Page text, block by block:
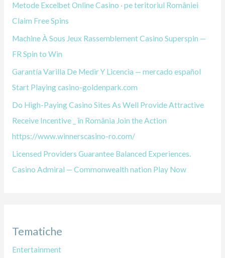
Metode Excelbet Online Casino · pe teritoriul României
Claim Free Spins
Machine À Sous Jeux Rassemblement Casino Superspin —
FR Spin to Win
Garantía Varilla De Medir Y Licencia — mercado español
Start Playing casino-goldenpark.com
Do High-Paying Casino Sites As Well Provide Attractive
Receive Incentive _ în România Join the Action
https://www.winnerscasino-ro.com/
Licensed Providers Guarantee Balanced Experiences.
Casino Admiral — Commonwealth nation Play Now
Tematiche
Entertainment